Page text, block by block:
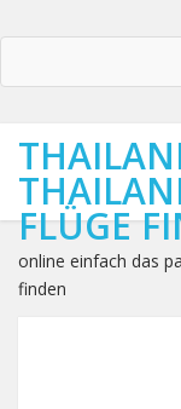
FLÜGE
online einfach das
finden